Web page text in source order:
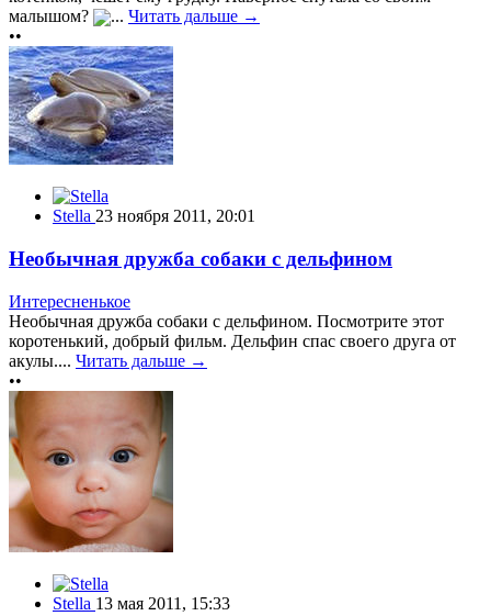
малышом?
... Читать дальше →
••
Stella 23 ноября 2011, 20:01
Необычная дружба собаки с дельфином
Интересненькое
Необычная дружба собаки с дельфином. Посмотрите этот
коротенький, добрый фильм. Дельфин спас своего друга от
акулы.... Читать дальше →
••
Stella 13 мая 2011, 15:33